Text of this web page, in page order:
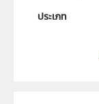
ประเภท
สถาบันส่งเสริ